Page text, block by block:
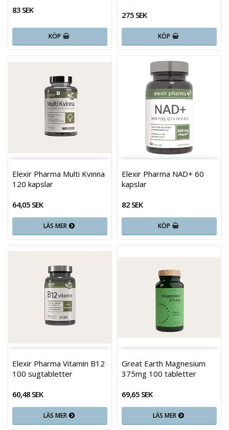
83 SEK
KÖP
275 SEK
KÖP
Elexir Pharma Multi Kvinna
120 kapslar
64,05 SEK
LÄS MER
Elexir Pharma NAD+ 60
kapslar
82 SEK
KÖP
Elexir Pharma Vitamin B12
100 sugtabletter
60,48 SEK
LÄS MER
Great Earth Magnesium
375mg 100 tabletter
69,65 SEK
LÄS MER